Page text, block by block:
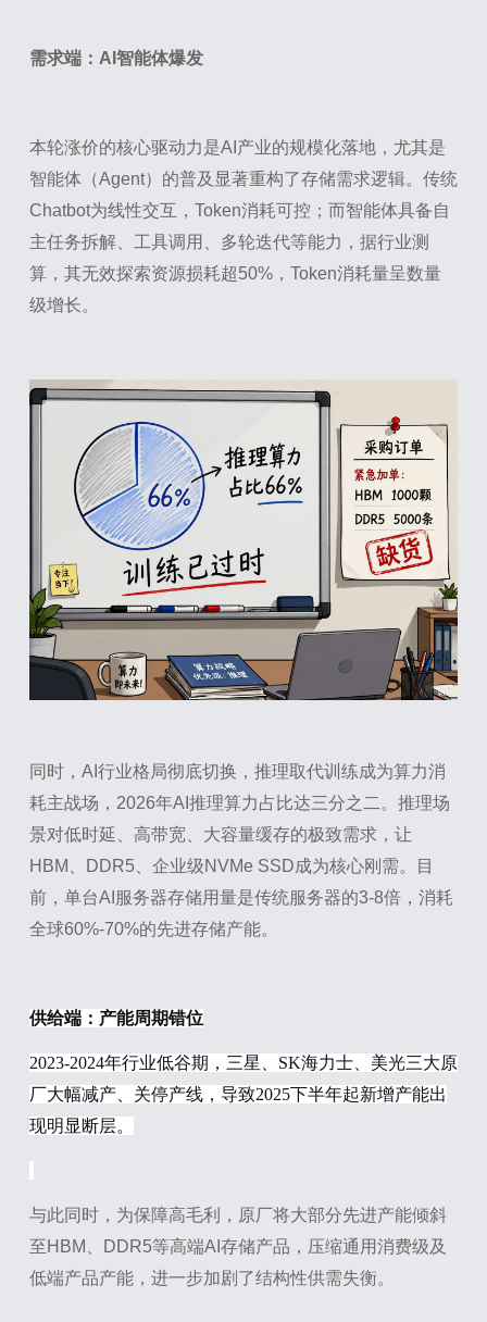
需求端：AI智能体爆发
本轮涨价的核心驱动力是AI产业的规模化落地，尤其是
智能体（Agent）的普及显著重构了存储需求逻辑。传统
Chatbot为线性交互，Token消耗可控；而智能体具备自
主任务拆解、工具调用、多轮迭代等能力，据行业测
算，其无效探索资源损耗超50%，Token消耗量呈数量
级增长。
同时，AI行业格局彻底切换，推理取代训练成为算力消
耗主战场，2026年AI推理算力占比达三分之二。推理场
景对低时延、高带宽、大容量缓存的极致需求，让
HBM、DDR5、企业级NVMe SSD成为核心刚需。目
前，单台AI服务器存储用量是传统服务器的3-8倍，消耗
全球60%-70%的先进存储产能。
供给端：产能周期错位
2023-2024年行业低谷期，三星、SK海力士、美光三大原
厂大幅减产、关停产线，导致2025下半年起新增产能出
现明显断层。
与此同时，为保障高毛利，原厂将大部分先进产能倾斜
至HBM、DDR5等高端AI存储产品，压缩通用消费级及
低端产品产能，进一步加剧了结构性供需失衡。